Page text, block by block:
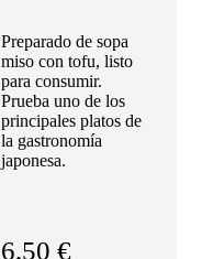
Preparado de sopa
miso con tofu, listo
para consumir.
Prueba uno de los
principales platos de
la gastronomía
japonesa.
6,50€